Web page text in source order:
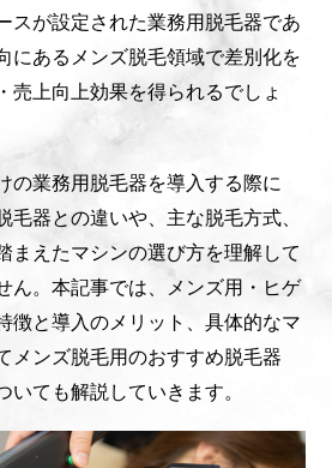
スが設定された業務用脱毛器であ
にあるメンズ脱毛領域で差別化を
売上向上効果を得られるでしょ
の業務用脱毛器を導入する際に
毛器との違いや、主な脱毛方式、
まえたマシンの選び方を理解して
ん。本記事では、メンズ用・ヒゲ
徴と導入のメリット、具体的なマ
メンズ脱毛用のおすすめ脱毛器
いても解説していきます。